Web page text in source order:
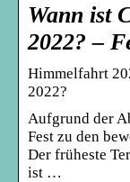
Wann ist
2022? –
Himmelfahrt
2022?
Aufgrund der
Fest zu den
Der früheste
ist …